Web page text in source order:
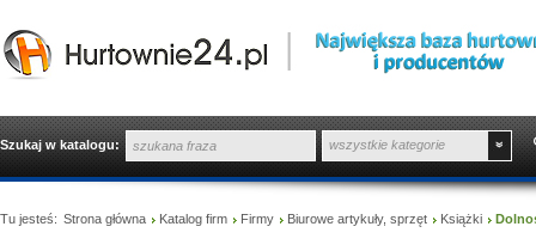
Szukaj w katalogu: wszystkie kategorie
Tu jesteś: Strona główna Katalog firm Firmy Biurowe artykuły, sprzęt Książki